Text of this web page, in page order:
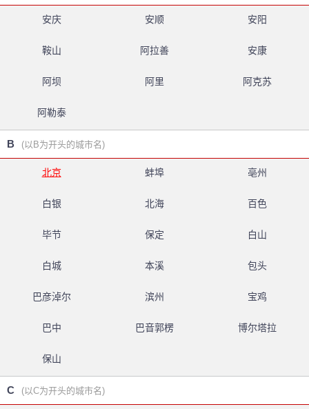
安庆 安顺 安阳
鞍山 阿拉善 安康
阿坝 阿里 阿克苏
阿勒泰
B (以B为开头的城市名)
北京 蚌埠 亳州
白银 北海 百色
毕节 保定 白山
白城 本溪 包头
巴彦淖尔 滨州 宝鸡
巴中 巴音郭楞 博尔塔拉
保山
C (以C为开头的城市名)